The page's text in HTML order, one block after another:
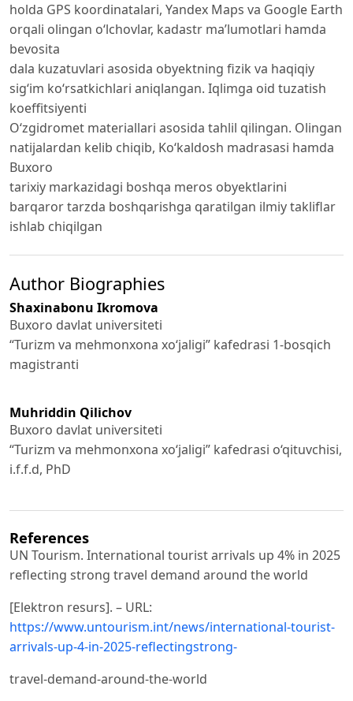
holda GPS koordinatalari, Yandex Maps va Google Earth
orqali olingan oʻlchovlar, kadastr maʼlumotlari hamda
bevosita
dala kuzatuvlari asosida obyektning fizik va haqiqiy
sigʻim koʻrsatkichlari aniqlangan. Iqlimga oid tuzatish
koeffitsiyenti
Oʻzgidromet materiallari asosida tahlil qilingan. Olingan
natijalardan kelib chiqib, Koʻkaldosh madrasasi hamda
Buxoro
tarixiy markazidagi boshqa meros obyektlarini
barqaror tarzda boshqarishga qaratilgan ilmiy takliflar
ishlab chiqilgan
Author Biographies
Shaxinabonu Ikromova
Buxoro davlat universiteti
“Turizm va mehmonxona xoʻjaligi” kafedrasi 1-bosqich
magistranti
Muhriddin Qilichov
Buxoro davlat universiteti
“Turizm va mehmonxona xoʻjaligi” kafedrasi o‘qituvchisi,
i.f.f.d, PhD
References
UN Tourism. International tourist arrivals up 4% in 2025
reflecting strong travel demand around the world
[Elektron resurs]. – URL:
https://www.untourism.int/news/international-tourist-
arrivals-up-4-in-2025-reflectingstrong-
travel-demand-around-the-world